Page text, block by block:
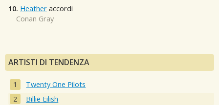
10. Heather accordi
Conan Gray
ARTISTI DI TENDENZA
Twenty One Pilots
Billie Eilish